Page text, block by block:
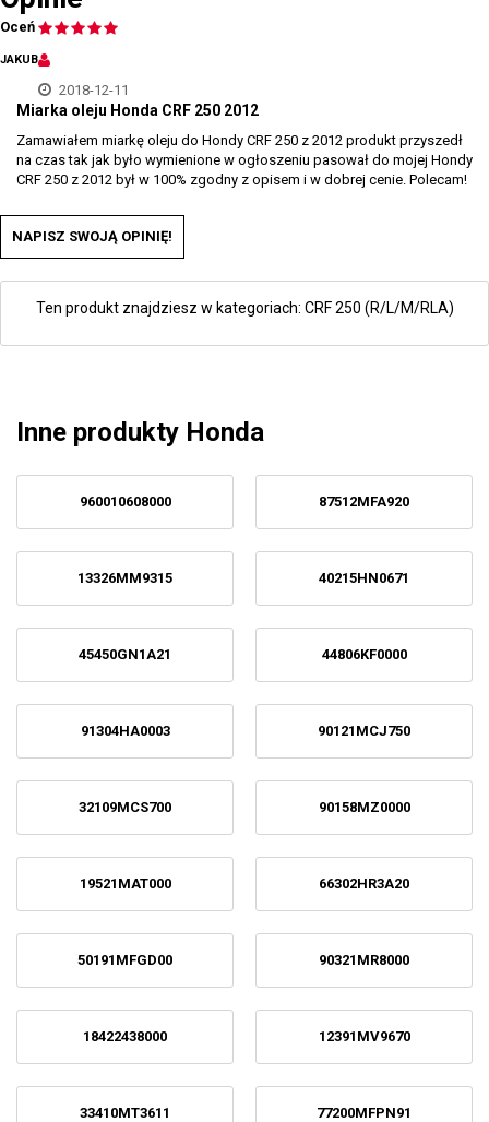
Oceń
JAKUB
2018-12-11
Miarka oleju Honda CRF 250 2012
Zamawiałem miarkę oleju do Hondy CRF 250 z 2012 produkt przyszedł
na czas tak jak było wymienione w ogłoszeniu pasował do mojej Hondy
CRF 250 z 2012 był w 100% zgodny z opisem i w dobrej cenie. Polecam!
NAPISZ SWOJĄ OPINIĘ!
Ten produkt znajdziesz w kategoriach: CRF 250 (R/L/M/RLA)
Inne produkty Honda
960010608000 87512MFA920
13326MM9315 40215HN0671
45450GN1A21 44806KF0000
91304HA0003 90121MCJ750
32109MCS700 90158MZ0000
19521MAT000 66302HR3A20
50191MFGD00 90321MR8000
18422438000 12391MV9670
33410MT3611 77200MFPN91